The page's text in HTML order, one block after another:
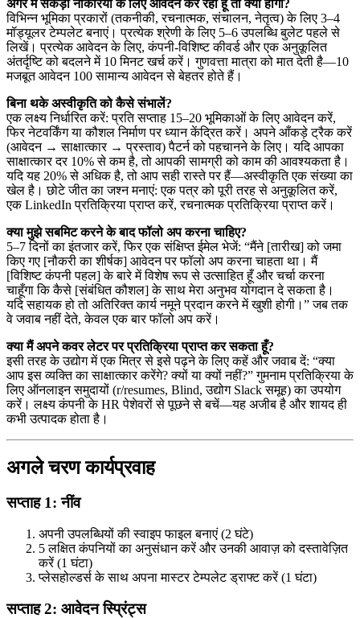
अगर मैं सैकड़ों नौकरियों के लिए आवेदन कर रहा हूँ तो क्या होगा?
विभिन्न भूमिका प्रकारों (तकनीकी, रचनात्मक, संचालन, नेतृत्व) के लिए 3–4
मॉड्यूलर टेम्पलेट बनाएं। प्रत्येक श्रेणी के लिए 5–6 उपलब्धि बुलेट पहले से
लिखें। प्रत्येक आवेदन के लिए, कंपनी-विशिष्ट कीवर्ड और एक अनुकूलित
अंतर्दृष्टि को बदलने में 10 मिनट खर्च करें। गुणवत्ता मात्रा को मात देती है—10
मजबूत आवेदन 100 सामान्य आवेदन से बेहतर होते हैं।
बिना थके अस्वीकृति को कैसे संभालें?
एक लक्ष्य निर्धारित करें: प्रति सप्ताह 15–20 भूमिकाओं के लिए आवेदन करें,
फिर नेटवर्किंग या कौशल निर्माण पर ध्यान केंद्रित करें। अपने आँकड़े ट्रैक करें
(आवेदन → साक्षात्कार → प्रस्ताव) पैटर्न को पहचानने के लिए। यदि आपका
साक्षात्कार दर 10% से कम है, तो आपकी सामग्री को काम की आवश्यकता है।
यदि यह 20% से अधिक है, तो आप सही रास्ते पर हैं—अस्वीकृति एक संख्या का
खेल है। छोटे जीत का जश्न मनाएं: एक पत्र को पूरी तरह से अनुकूलित करें,
एक LinkedIn प्रतिक्रिया प्राप्त करें, रचनात्मक प्रतिक्रिया प्राप्त करें।
क्या मुझे सबमिट करने के बाद फॉलो अप करना चाहिए?
5–7 दिनों का इंतजार करें, फिर एक संक्षिप्त ईमेल भेजें: “मैंने [तारीख] को जमा
किए गए [नौकरी का शीर्षक] आवेदन पर फॉलो अप करना चाहता था। मैं
[विशिष्ट कंपनी पहल] के बारे में विशेष रूप से उत्साहित हूँ और चर्चा करना
चाहूँगा कि कैसे [संबंधित कौशल] के साथ मेरा अनुभव योगदान दे सकता है।
यदि सहायक हो तो अतिरिक्त कार्य नमूने प्रदान करने में खुशी होगी।” जब तक
वे जवाब नहीं देते, केवल एक बार फॉलो अप करें।
क्या मैं अपने कवर लेटर पर प्रतिक्रिया प्राप्त कर सकता हूँ?
इसी तरह के उद्योग में एक मित्र से इसे पढ़ने के लिए कहें और जवाब दें: “क्या
आप इस व्यक्ति का साक्षात्कार करेंगे? क्यों या क्यों नहीं?” गुमनाम प्रतिक्रिया के
लिए ऑनलाइन समुदायों (r/resumes, Blind, उद्योग Slack समूह) का उपयोग
करें। लक्ष्य कंपनी के HR पेशेवरों से पूछने से बचें—यह अजीब है और शायद ही
कभी उत्पादक होता है।
अगले चरण कार्यप्रवाह
सप्ताह 1: नींव
अपनी उपलब्धियों की स्वाइप फाइल बनाएं (2 घंटे)
5 लक्षित कंपनियों का अनुसंधान करें और उनकी आवाज़ को दस्तावेज़ित
करें (1 घंटा)
प्लेसहोल्डर्स के साथ अपना मास्टर टेम्पलेट ड्राफ्ट करें (1 घंटा)
सप्ताह 2: आवेदन स्प्रिंट्स